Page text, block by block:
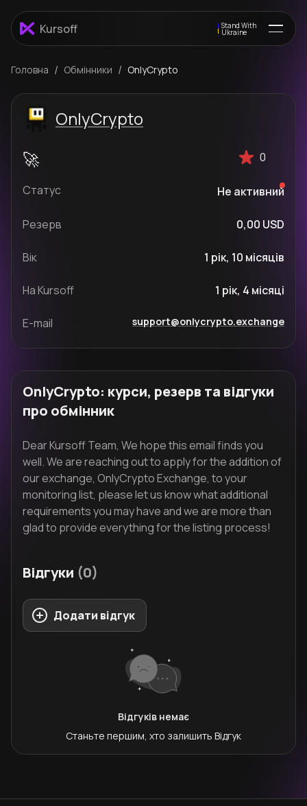
Kursoff Stand With
Ukraine
Головна / Обмінники / OnlyCrypto
OnlyCrypto
0
Статус Не активний
Резерв 0,00 USD
Вік 1 рік, 10 місяців
На Kursoff 1 рік, 4 місяці
E-mail support@onlycrypto.exchange
OnlyCrypto: курси, резерв та відгуки
про обмінник
Dear Kursoff Team, We hope this email finds you
well. We are reaching out to apply for the addition of
our exchange, OnlyCrypto Exchange, to your
monitoring list, please let us know what additional
requirements you may have and we are more than
glad to provide everything for the listing process!
Відгуки (0)
Додати відгук
Відгуків немає
Станьте першим, хто залишить Відгук